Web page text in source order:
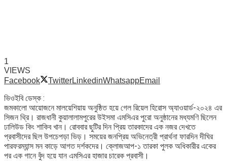
1
VIEWS
Facebook
TwitterLinkedinWhatsappEmail
ভিওইবি ডেস্ক :
জমকালো আয়োজনে মালয়েশিয়ায় অনুষ্ঠিত হয়ে গেল রিয়েল হিরোস অ্যাওয়ার্ড-২০২৪ এর
সিজন থ্রি। রাজধানী কুয়ালালামপুরের উইসমা এমসিএর পুরো অনুষ্ঠানের মধ্যমণি ছিলেন
ঢালিউড কিং শাকিব খান। রোববার ছুটির দিন প্রিয় তারকাদের এক নজর দেখতে
প্রবাসীদের ছিল উপচেপড়া ভিড়। সময়ের জনপ্রিয় অভিনেত্রী প্রার্থনা ফারদিন দীঘির
পারফরম্যান্স মন কাড়ে আগত দর্শকদের। ক্লোজআপ-১ তারকা পুলক অধিকারীর একের
পর এক গানে বুঁদ হয়ে যান এমসিএর হাজার চারেক প্রবাসী।